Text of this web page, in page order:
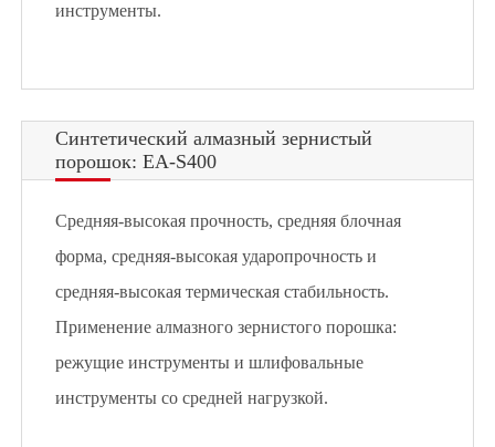
инструменты.
Синтетический алмазный зернистый
порошок: EA-S400
Средняя-высокая прочность, средняя блочная
форма, средняя-высокая ударопрочность и
средняя-высокая термическая стабильность.
Применение алмазного зернистого порошка:
режущие инструменты и шлифовальные
инструменты со средней нагрузкой.